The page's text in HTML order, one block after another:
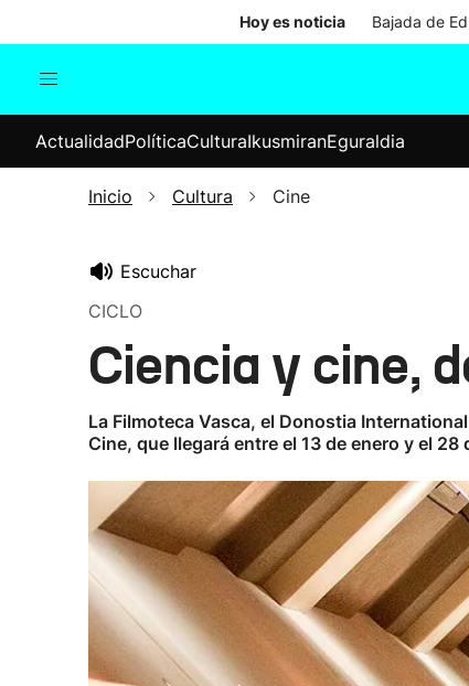
Hoy es noticia Bajada de
Internacional
Elecciones
ActualidadPolíticaCulturaIkusmiranEguraldia
Inicio Cultura Cine
Escuchar
CICLO
Ciencia y cine,
La Filmoteca Vasca, el Donostia
Cine, que llegará entre el 13 de enero y el